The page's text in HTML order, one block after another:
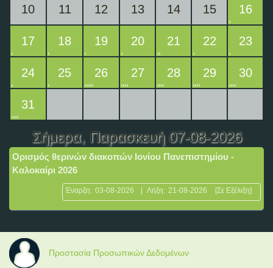
10 11 12 13 14 15 16
17 18 19 20 21 22 23
24 25 26 27 28 29 30
31
Σήμερα, Παρασκευή 07-08-2026
Ορισμός θερινών διακοπών Ιονίου Πανεπιστημίου -
Καλοκαίρι 2026
Έναρξη: 03-08-2026 | Λήξη: 21-08-2026 [Σε Εξέλιξη]
Προστασία Προσωπικών Δεδομένων